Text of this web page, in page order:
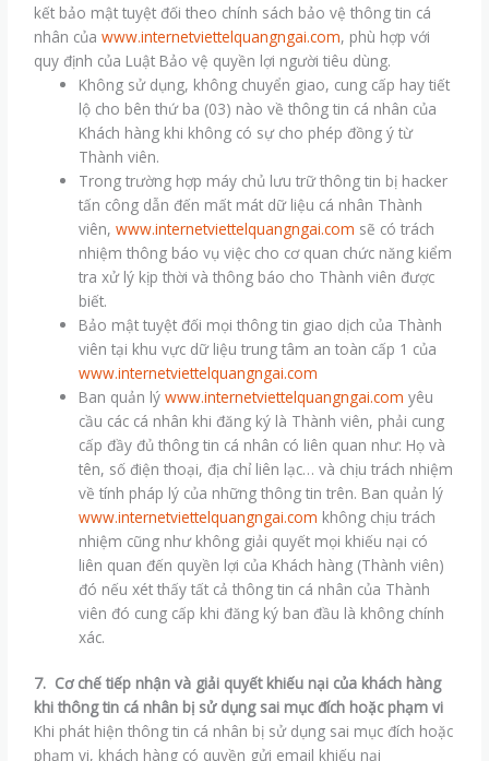
kết bảo mật tuyệt đối theo chính sách bảo vệ thông tin cá
nhân củawww.internetviettelquangngai.com, phù hợp với
quy định của Luật Bảo vệ quyền lợi người tiêu dùng.
Không sử dụng, không chuyển giao, cung cấp hay tiết
lộ cho bên thứ ba (03) nào về thông tin cá nhân của
Khách hàng khi không có sự cho phép đồng ý từ
Thành viên.
Trong trường hợp máy chủ lưu trữ thông tin bị hacker
tấn công dẫn đến mất mát dữ liệu cá nhân Thành
viên,www.internetviettelquangngai.com sẽ có trách
nhiệm thông báo vụ việc cho cơ quan chức năng kiểm
tra xử lý kịp thời và thông báo cho Thành viên được
biết.
Bảo mật tuyệt đối mọi thông tin giao dịch của Thành
viên tại khu vực dữ liệu trung tâm an toàn cấp 1 của
www.internetviettelquangngai.com
Ban quản lýwww.internetviettelquangngai.com yêu
cầu các cá nhân khi đăng ký là Thành viên, phải cung
cấp đầy đủ thông tin cá nhân có liên quan như: Họ và
tên, số điện thoại, địa chỉ liên lạc… và chịu trách nhiệm
về tính pháp lý của những thông tin trên. Ban quản lý
www.internetviettelquangngai.com không chịu trách
nhiệm cũng như không giải quyết mọi khiếu nại có
liên quan đến quyền lợi của Khách hàng (Thành viên)
đó nếu xét thấy tất cả thông tin cá nhân của Thành
viên đó cung cấp khi đăng ký ban đầu là không chính
xác.
7. Cơ chế tiếp nhận và giải quyết khiếu nại của khách hàng
khi thông tin cá nhân bị sử dụng sai mục đích hoặc phạm vi
Khi phát hiện thông tin cá nhân bị sử dụng sai mục đích hoặc
phạm vi, khách hàng có quyền gửi email khiếu nại